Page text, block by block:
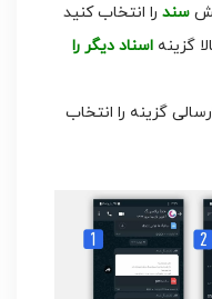
سند را انتخاب کنید
گزینه اسناد دیگر را
گزینه را انتخاب